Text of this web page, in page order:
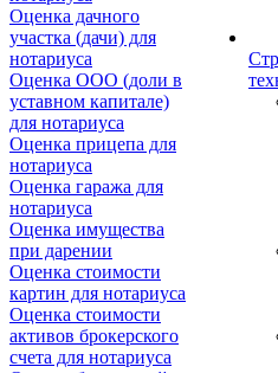
Оценка дачного
участка (дачи) для
нотариуса
Оценка ООО (доли в
уставном капитале)
для нотариуса
Оценка прицепа для
нотариуса
Оценка гаража для
нотариуса
Оценка имущества
при дарении
Оценка стоимости
картин для нотариуса
Оценка стоимости
активов брокерского
счета для нотариуса